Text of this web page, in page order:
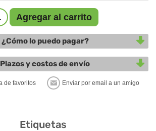
¿Cómo lo puedo pagar?
Plazos y costos de envío
Etiquetas